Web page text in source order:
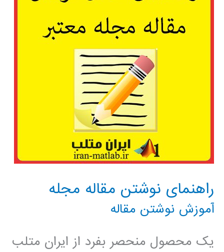
راهنمای نوشتن مقاله مجله
آموزش نوشتن مقاله
یک محصول منحصر بفرد از ایران متلب